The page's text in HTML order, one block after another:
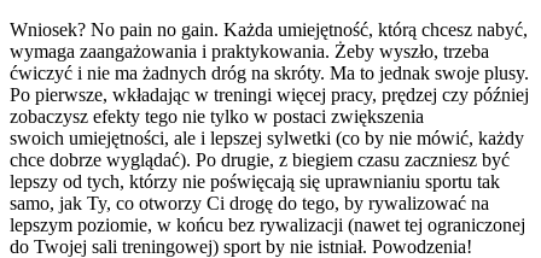
Wniosek? No pain no gain. Każda umiejętność, którą chcesz nabyć,
wymaga zaangażowania i praktykowania. Żeby wyszło, trzeba
ćwiczyć i nie ma żadnych dróg na skróty. Ma to jednak swoje plusy.
Po pierwsze, wkładając w treningi więcej pracy, prędzej czy później
zobaczysz efekty tego nie tylko w postaci zwiększenia
swoich umiejętności, ale i lepszej sylwetki (co by nie mówić, każdy
chce dobrze wyglądać). Po drugie, z biegiem czasu zaczniesz być
lepszy od tych, którzy nie poświęcają się uprawnianiu sportu tak
samo, jak Ty, co otworzy Ci drogę do tego, by rywalizować na
lepszym poziomie, w końcu bez rywalizacji (nawet tej ograniczonej
do Twojej sali treningowej) sport by nie istniał. Powodzenia!